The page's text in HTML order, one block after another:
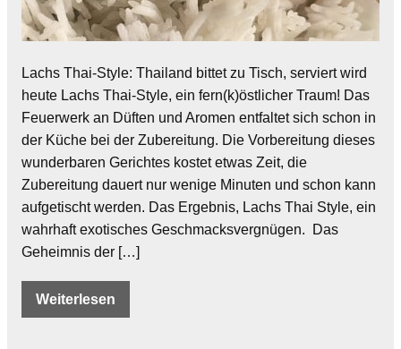
Lachs Thai-Style: Thailand bittet zu Tisch, serviert wird
heute Lachs Thai-Style, ein fern(k)östlicher Traum! Das
Feuerwerk an Düften und Aromen entfaltet sich schon in
der Küche bei der Zubereitung. Die Vorbereitung dieses
wunderbaren Gerichtes kostet etwas Zeit, die
Zubereitung dauert nur wenige Minuten und schon kann
aufgetischt werden. Das Ergebnis, Lachs Thai Style, ein
wahrhaft exotisches Geschmacksvergnügen. Das
Geheimnis der […]
Weiterlesen